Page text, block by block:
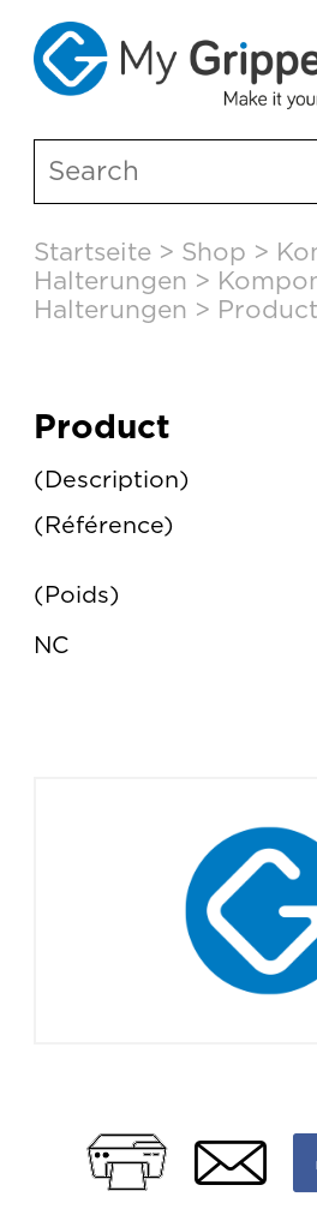
content
Startseite > Shop >
Halterungen >
Halterungen > Product
Product
Description
Référence
Poids
NC